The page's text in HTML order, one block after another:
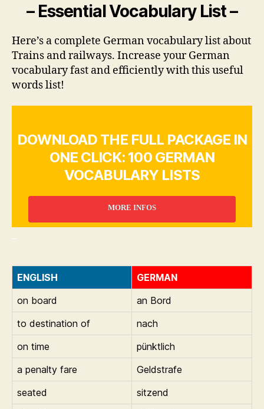
– Essential Vocabulary List –
Here’s a complete German vocabulary list about
Trains and railways. Increase your German
vocabulary fast and efficiently with this useful
words list!
DOWNLOAD THE FULL PACKAGE IN
ONE CLICK: 100 GERMAN
VOCABULARY LISTS
MORE INFOS
ENGLISH
GERMAN
on board
an Bord
to destination of
nach
on time
pünktlich
a penalty fare
Geldstrafe
seated
sitzend